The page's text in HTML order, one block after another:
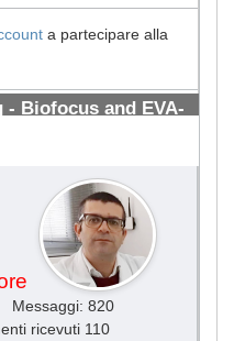
a partecipare alla
Biofocus and EVA-
Messaggi: 820
ricevuti 110